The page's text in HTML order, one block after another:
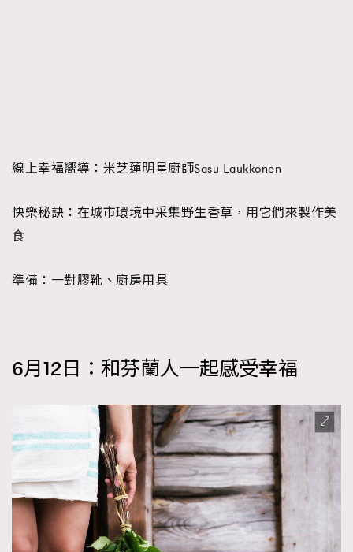
線上幸福嚮導： 米芝蓮明星廚師Sasu Laukkonen
快樂秘訣： 在城市環境中采集野生香草，用它們來製作美
食
準備： 一對膠靴、廚房用具
6月12日：和芬蘭人一起感受幸福